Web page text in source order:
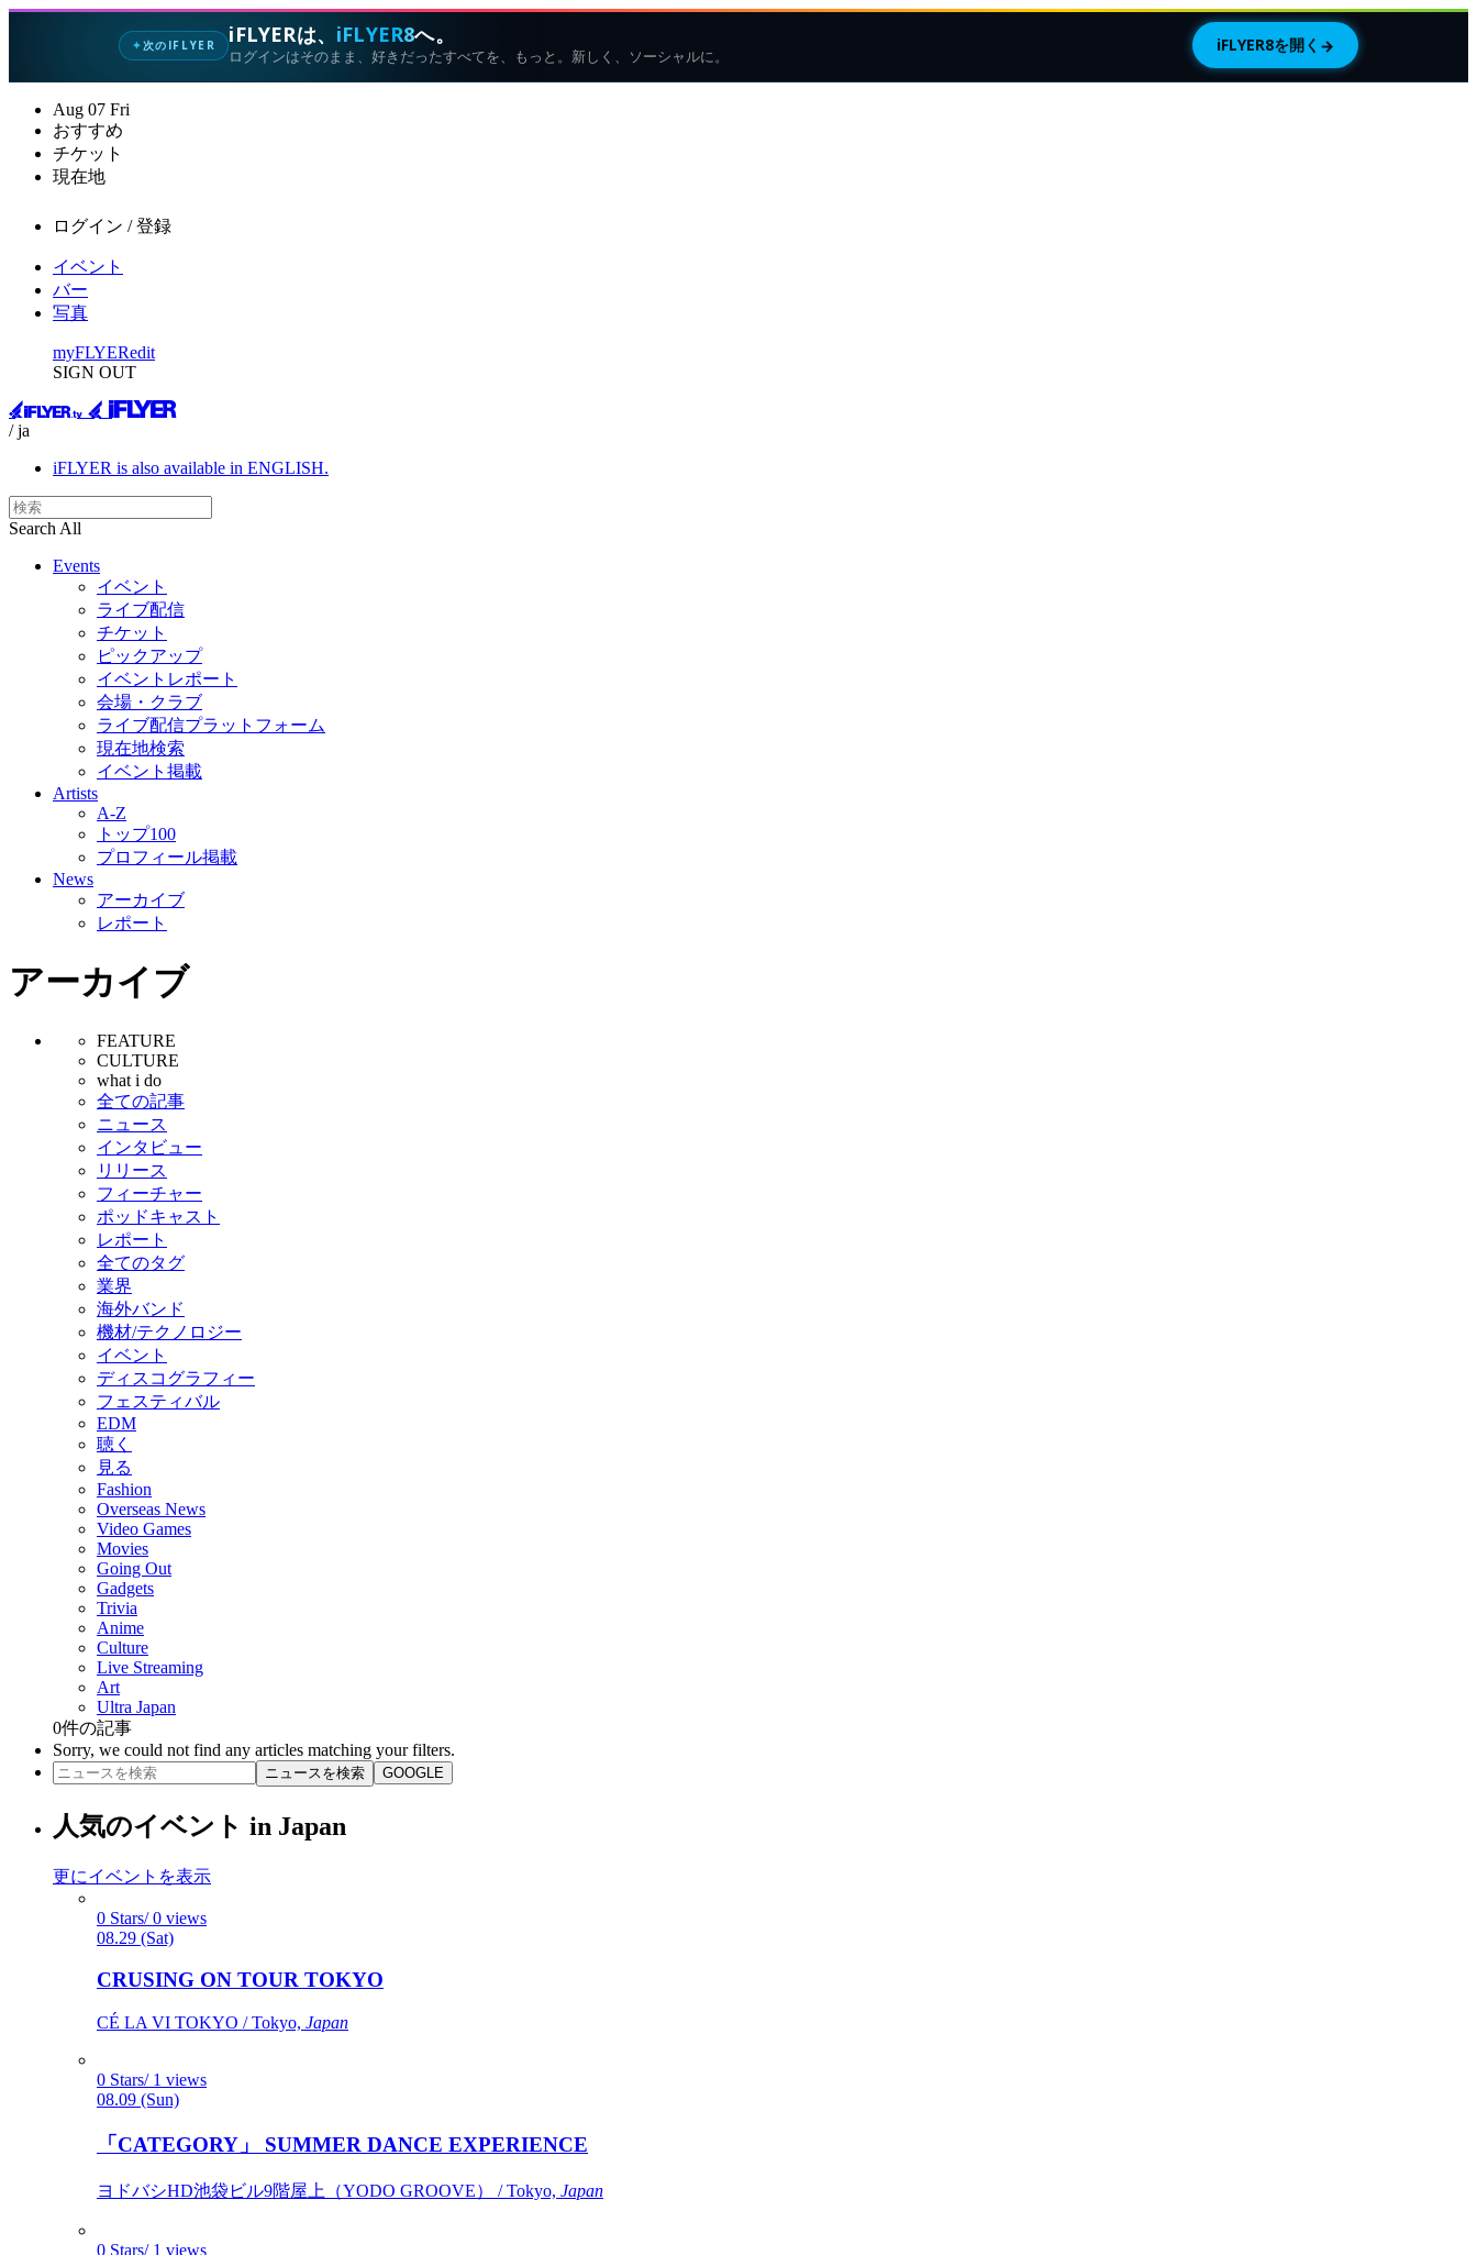
✦次のIFLYER iFLYERは、 iFLYER8へ。
ログインはそのまま、好きだったすべてを、もっと。新しく、ソーシャルに。
iFLYER8を開く →
Aug 07 Fri
おすすめ
チケット
現在地
ログイン / 登録
イベント
バー
写真
myFLYERedit
SIGN OUT
/ ja
iFLYER is also available in ENGLISH.
Search All
Events
イベント
ライブ配信
チケット
ピックアップ
イベントレポート
会場・クラブ
ライブ配信プラットフォーム
現在地検索
イベント掲載
Artists
A-Z
トップ100
プロフィール掲載
News
アーカイブ
レポート
アーカイブ
FEATURE
CULTURE
what i do
全ての記事
ニュース
インタビュー
リリース
フィーチャー
ポッドキャスト
レポート
全てのタグ
業界
海外バンド
機材/テクノロジー
イベント
ディスコグラフィー
フェスティバル
EDM
聴く
見る
Fashion
Overseas News
Video Games
Movies
Going Out
Gadgets
Trivia
Anime
Culture
Live Streaming
Art
Ultra Japan
0件の記事
Sorry, we could not find any articles matching your filters.
ニュースを検索 GOOGLE
人気のイベント in Japan
更にイベントを表示
0 Stars/ 0 views
08.29 (Sat)
CRUSING ON TOUR TOKYO
CÉ LA VI TOKYO / Tokyo, Japan
0 Stars/ 1 views
08.09 (Sun)
「CATEGORY」 SUMMER DANCE EXPERIENCE
ヨドバシHD池袋ビル9階屋上（YODO GROOVE） / Tokyo, Japan
0 Stars/ 1 views